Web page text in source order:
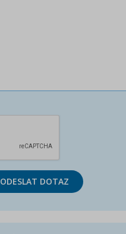
ODESLAT DOTAZ